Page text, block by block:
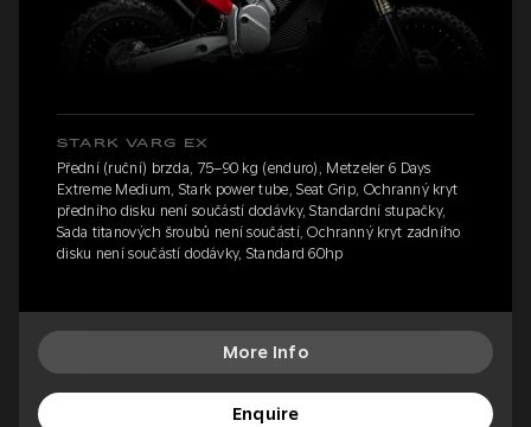
STARK VARG EX
Přední (ruční) brzda, 75–90 kg (enduro), Metzeler 6 Days
Extreme Medium, Stark power tube, Seat Grip, Ochranný kryt
předního disku není součástí dodávky, Standardní stupačky,
Sada titanových šroubů není součástí, Ochranný kryt zadního
disku není součástí dodávky, Standard 60hp
More Info
Enquire